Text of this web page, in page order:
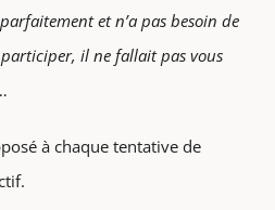
et n’a pas besoin de
il ne fallait pas vous
à chaque tentative de